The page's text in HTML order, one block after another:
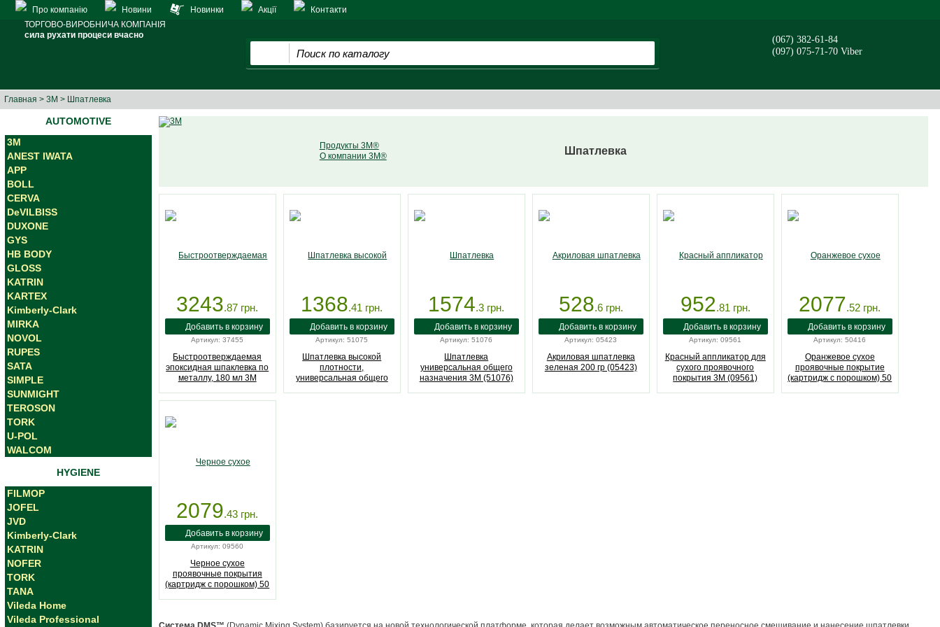
Про компанію Новини Новинки Акції
Контакти
ТОРГОВО-ВИРОБНИЧА КОМПАНІЯ
сила рухати процеси вчасно
(067) 382-61-84
(097) 075-71-70 Viber
Главная > 3M > Шпатлевка
AUTOMOTIVE
3M
ANEST IWATA
APP
BOLL
CERVA
DeVILBISS
DUXONE
GYS
HB BODY
GLOSS
KATRIN
KARTEX
Kimberly-Clark
MIRKA
NOVOL
RUPES
SATA
SIMPLE
SUNMIGHT
TEROSON
TORK
U-POL
WALCOM
HYGIENE
FILMOP
JOFEL
JVD
Kimberly-Clark
KATRIN
NOFER
TORK
TANA
Vileda Home
Vileda Professional
Продукты 3M®
О компании 3M®
Шпатлевка
3243.87 грн.
Артикул: 37455
Быстроотверждаемая
эпоксидная шпаклевка по
металлу, 180 мл 3M
1368.41 грн.
Артикул: 51075
Шпатлевка высокой
плотности,
универсальная общего
1574.3 грн.
Артикул: 51076
Шпатлевка
универсальная общего
назначения 3M (51076)
528.6грн.
Артикул: 05423
Акриловая шпатлевка
зеленая 200 гр (05423)
952.81 грн.
Артикул: 09561
Красный аппликатор для
сухого проявочного
покрытия 3M (09561)
2077.52 грн.
Артикул: 50416
Оранжевое сухое
проявочные покрытие
(картридж с порошком) 50
2079.43 грн.
Артикул: 09560
Черное сухое
проявочные покрытия
(картридж с порошком) 50